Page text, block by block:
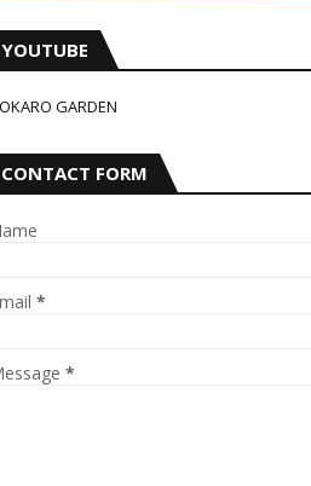
YOUTUBE
GARDEN
CONTACT FORM
*
*